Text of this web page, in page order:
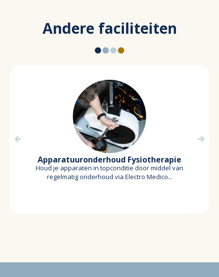
Andere faciliteiten
Apparatuuronderhoud Fysiotherapie
Houd je apparaten in topconditie door middel van
regelmatig onderhoud via Electro Medico...